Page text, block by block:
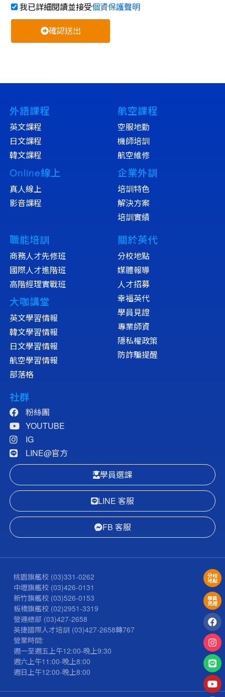
我已詳細閱讀並接受個資保護聲明
確認送出
外語課程
英文課程
日文課程
韓文課程
Online線上
真人線上
影音課程
航空課程
空服地勤
機師培訓
航空維修
企業外訓
培訓特色
解決方案
培訓實績
職能培訓
商務人才先修班
國際人才進階班
高階經理實戰班
大咖講堂
英文學習情報
韓文學習情報
日文學習情報
航空學習情報
部落格
關於英代
分校地點
媒體報導
人才招募
幸福英代
學員見證
專業師資
隱私權政策
防詐騙提醒
社群
粉絲團
YOUTUBE
IG
LINE@官方
學員選課
LINE 客服
FB 客服
桃園旗艦校 (03)331-0262
中壢旗艦校 (03)426-0131
新竹旗艦校 (03)526-0153
板橋旗艦校 (02)2951-3319
營運總部 (03)427-2658
英捷國際人才培訓 (03)427-2658轉767
營業時間:
週一至週五上午12:00-晚上9:30
週六上午11:00-晚上8:00
週日上午12:00-晚上8:00
分校
地點
學員
見證